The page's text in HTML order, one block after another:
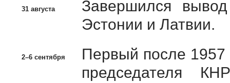
31 августа
Завершился
Эстонии и Латвии.
2–6 сентября
Первый после 1957
председателя